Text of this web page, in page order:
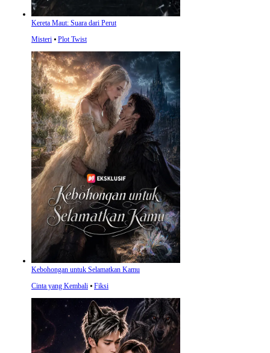
Kereta Maut: Suara dari Perut
Misteri ⦁ Plot Twist
Kebohongan untuk Selamatkan Kamu
Cinta yang Kembali ⦁ Fiksi